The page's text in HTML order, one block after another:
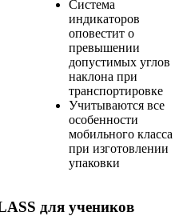
Система
индикаторов
оповестит о
превышении
допустимых углов
наклона при
транспортировке
Учитываются все
особенности
мобильного класса
при изготовлении
упаковки
для учеников